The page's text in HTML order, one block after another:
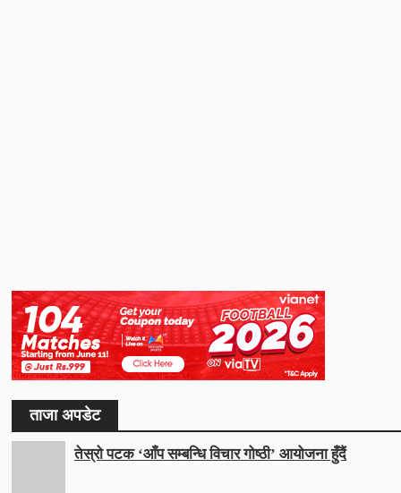
ताजा अपडेट
तेस्रो पटक ‘आँप सम्बन्धि विचार गोष्ठी’ आयोजना हुँदैं